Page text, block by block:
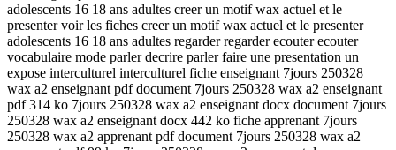
adolescents 16 18 ans adultes creer un motif wax actuel et le
presenter voir les fiches creer un motif wax actuel et le presenter
adolescents 16 18 ans adultes regarder regarder ecouter ecouter
vocabulaire mode parler decrire parler faire une presentation un
expose interculturel interculturel fiche enseignant 7jours 250328
wax a2 enseignant pdf document 7jours 250328 wax a2 enseignant
pdf 314 ko 7jours 250328 wax a2 enseignant docx document 7jours
250328 wax a2 enseignant docx 442 ko fiche apprenant 7jours
250328 wax a2 apprenant pdf document 7jours 250328 wax a2